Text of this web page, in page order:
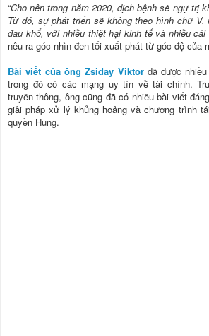
“Cho nên trong năm 2020, dịch bệnh sẽ ngự trị
Từ đó, sự phát triển sẽ không theo hình chữ
đau khổ, với nhiều thiệt hại kinh tế và nhiều cái
nêu ra góc nhìn đen tối xuất phát từ góc độ của
Bài viết của ông Zsiday Viktorđã được
trong đó có các mạng uy tín về tài chính.
truyền thông, ông cũng đã có nhiều bài viết
giải pháp xử lý khủng hoảng và chương trình
quyền Hung.